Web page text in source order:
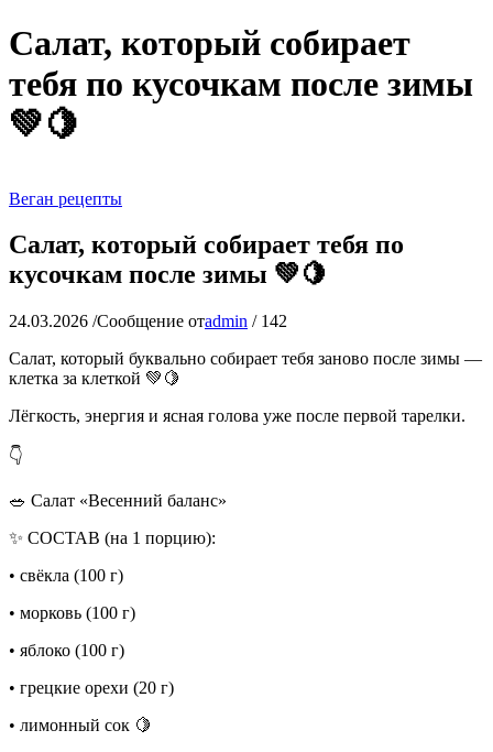
Салат, который собирает
тебя по кусочкам после зимы
💚🍋
Веган рецепты
Салат, который собирает тебя по
кусочкам после зимы 💚🍋
24.03.2026 /Сообщение отadmin / 142
Салат, который буквально собирает тебя заново после зимы —
клетка за клеткой 💚🍋
Лёгкость, энергия и ясная голова уже после первой тарелки.
👇
🥗 Салат «Весенний баланс»
✨ СОСТАВ (на 1 порцию):
• свёкла (100 г)
• морковь (100 г)
• яблоко (100 г)
• грецкие орехи (20 г)
• лимонный сок 🍋